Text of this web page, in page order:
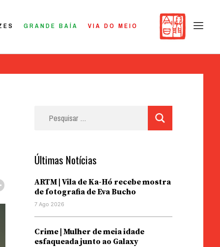
GRANDE BAÍA VIA DO MEIO
Últimas Notícias
ARTM | Vila de Ka-Hó recebe mostra
de fotografia de Eva Bucho
7 Ago 2026
Crime | Mulher de meia idade
esfaqueada junto ao Galaxy